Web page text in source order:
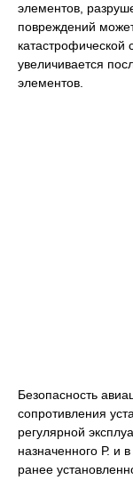
элементов,
повреждений
катастрофической
увеличивается
элементов.
Безопасность
сопротивления
регулярной
назначенного Р. и
ранее